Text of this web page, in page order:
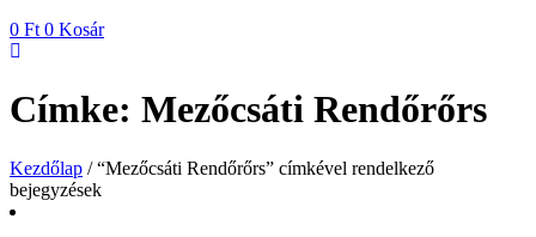
0 Ft 0 Kosár
Címke: Mezőcsáti Rendőrőrs
Kezdőlap / “Mezőcsáti Rendőrőrs” címkével rendelkező
bejegyzések